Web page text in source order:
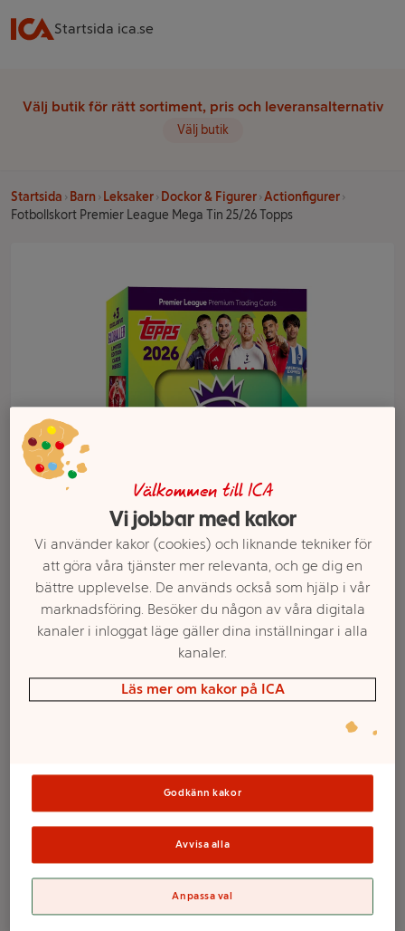
Startsida ica.se
Välj butik för rätt sortiment, pris och leveransalternativ
Välj butik
Startsida Barn Leksaker Dockor & Figurer Actionfigurer
Fotbollskort Premier League Mega Tin 25/26 Topps
Fotbollskort
Premier League
Mega Tin 25/26
Topps
Välj butik och handla
Sortimentet kan variera mellan butikerna
Välkommen till ICA
Vi jobbar med kakor
Vi använder kakor (cookies) och liknande tekniker för
att göra våra tjänster mer relevanta, och ge dig en
bättre upplevelse. De används också som hjälp i vår
marknadsföring. Besöker du någon av våra digitala
kanaler i inloggat läge gäller dina inställningar i alla
kanaler.
Läs mer om kakor på ICA
Godkänn kakor
Avvisa alla
Anpassa val